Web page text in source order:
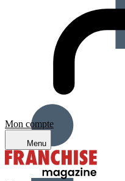
Mon compte
Menu